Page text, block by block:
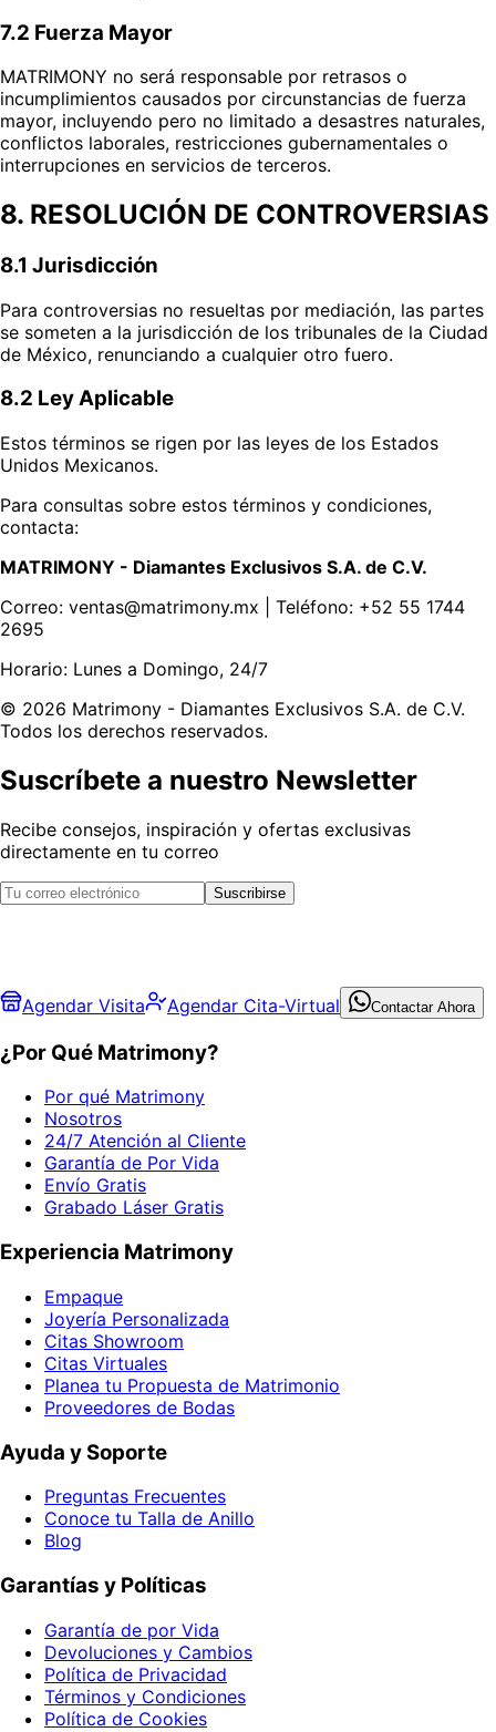
7.2 Fuerza Mayor
MATRIMONY no será responsable por retrasos o
incumplimientos causados por circunstancias de fuerza
mayor, incluyendo pero no limitado a desastres naturales,
conflictos laborales, restricciones gubernamentales o
interrupciones en servicios de terceros.
8. RESOLUCIÓN DE CONTROVERSIAS
8.1 Jurisdicción
Para controversias no resueltas por mediación, las partes
se someten a la jurisdicción de los tribunales de la Ciudad
de México, renunciando a cualquier otro fuero.
8.2 Ley Aplicable
Estos términos se rigen por las leyes de los Estados
Unidos Mexicanos.
Para consultas sobre estos términos y condiciones,
contacta:
MATRIMONY - Diamantes Exclusivos S.A. de C.V.
Correo: ventas@matrimony.mx | Teléfono: +52 55 1744
2695
Horario: Lunes a Domingo, 24/7
© 2026 Matrimony - Diamantes Exclusivos S.A. de C.V.
Todos los derechos reservados.
Suscríbete a nuestro Newsletter
Recibe consejos, inspiración y ofertas exclusivas
directamente en tu correo
Suscribirse
Agendar Visita Agendar Cita-Virtual Contactar Ahora
¿Por Qué Matrimony?
Por qué Matrimony
Nosotros
24/7 Atención al Cliente
Garantía de Por Vida
Envío Gratis
Grabado Láser Gratis
Experiencia Matrimony
Empaque
Joyería Personalizada
Citas Showroom
Citas Virtuales
Planea tu Propuesta de Matrimonio
Proveedores de Bodas
Ayuda y Soporte
Preguntas Frecuentes
Conoce tu Talla de Anillo
Blog
Garantías y Políticas
Garantía de por Vida
Devoluciones y Cambios
Política de Privacidad
Términos y Condiciones
Política de Cookies